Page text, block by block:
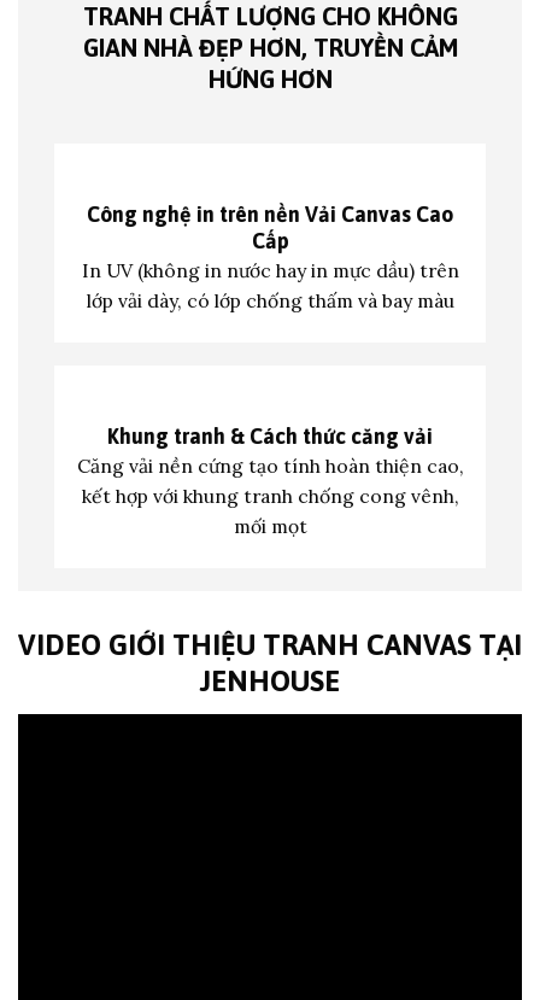
TRANH CHẤT LƯỢNG CHO KHÔNG
GIAN NHÀ ĐẸP HƠN, TRUYỀN CẢM
HỨNG HƠN
Công nghệ in trên nền Vải Canvas Cao
Cấp
In UV (không in nước hay in mực dầu) trên
lớp vải dày, có lớp chống thấm và bay màu
Khung tranh & Cách thức căng vải
Căng vải nền cứng tạo tính hoàn thiện cao,
kết hợp với khung tranh chống cong vênh,
mối mọt
VIDEO GIỚI THIỆU TRANH CANVAS TẠI
JENHOUSE